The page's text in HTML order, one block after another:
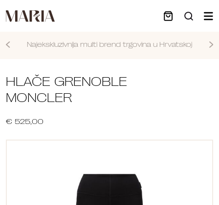
Najekskluzivnija multi brend trgovina u Hrvatskoj
HLAČE GRENOBLE
MONCLER
€ 525,00